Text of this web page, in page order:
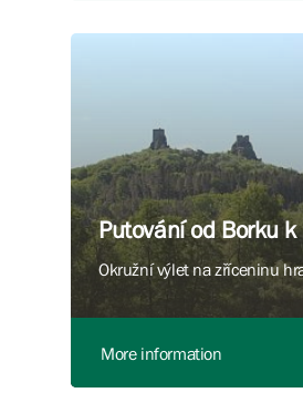
Putování od Borku k
Okružní výlet na zříceninu
More information